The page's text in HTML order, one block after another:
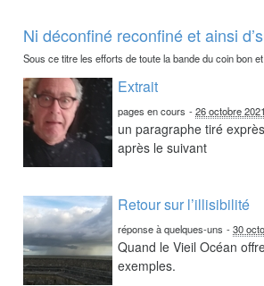
Ni déconfiné reconfiné et ainsi
Sous ce titre les efforts de toute la bande du coin bon
Extrait
pages en cours -26 octobre 2021
un paragraphe tiré
après le suivant
Retour sur l’illisibilité
réponse à quelques-uns -30
Quand le Vieil Océan
exemples.